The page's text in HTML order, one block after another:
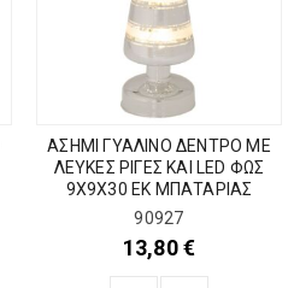
ΑΣΗΜΙ ΓΥΑΛΙΝΟ ΔΕΝΤΡΟ ΜΕ
ΛΕΥΚΕΣ ΡΙΓΕΣ ΚΑΙ LED ΦΩΣ
9Χ9Χ30 ΕΚ ΜΠΑΤΑΡΙΑΣ
90927
13,80€